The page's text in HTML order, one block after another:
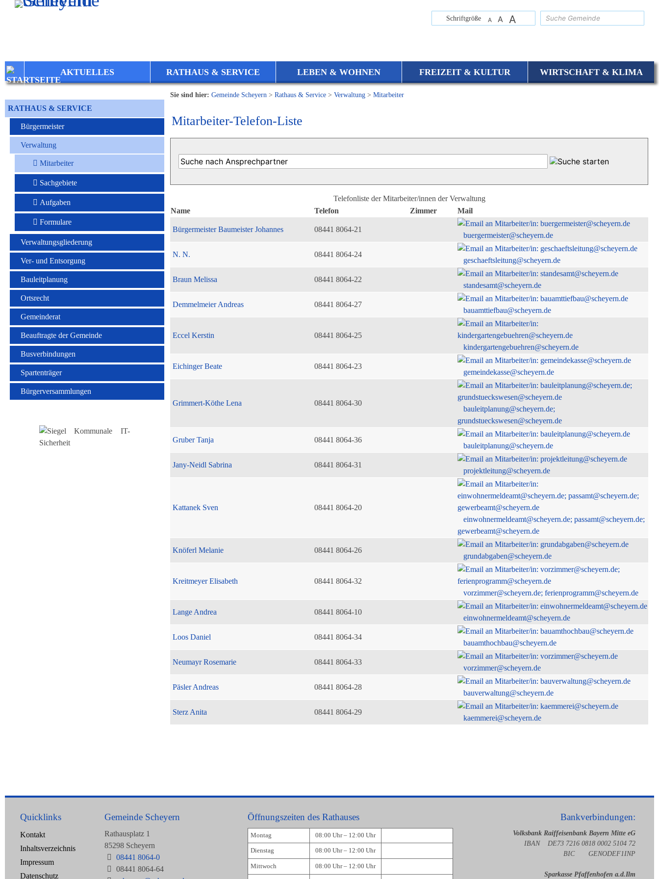
Zum Inhalt,zur Navigationoder
Schriftgröße A A A
AKTUELLES RATHAUS & SERVICE LEBEN & WOHNEN FREIZEIT & KULTUR WIRTSCHAFT & KLIMA
RATHAUS & SERVICE
Bürgermeister
Verwaltung
Mitarbeiter
Sachgebiete
Aufgaben
Formulare
Verwaltungsgliederung
Ver- und Entsorgung
Bauleitplanung
Ortsrecht
Gemeinderat
Beauftragte der Gemeinde
Busverbindungen
Spartenträger
Bürgerversammlungen
Sie sind hier: Gemeinde Scheyern > Rathaus & Service > Verwaltung > Mitarbeiter
Mitarbeiter-Telefon-Liste
Telefonliste der Mitarbeiter/innen der Verwaltung
Name
Telefon Zimmer Mail
Bürgermeister Baumeister Johannes 08441 8064-21
buergermeister@scheyern.de
N. N. 08441 8064-24
geschaeftsleitung@scheyern.de
Braun Melissa 08441 8064-22
standesamt@scheyern.de
Demmelmeier Andreas 08441 8064-27
bauamttiefbau@scheyern.de
Eccel Kerstin
08441 8064-25
kindergartengebuehren@scheyern.de
Eichinger Beate 08441 8064-23
gemeindekasse@scheyern.de
Grimmert-Köthe Lena 08441 8064-30
bauleitplanung@scheyern.de;
grundstueckswesen@scheyern.de
Gruber Tanja 08441 8064-36
bauleitplanung@scheyern.de
Jany-Neidl Sabrina 08441 8064-31
projektleitung@scheyern.de
Kattanek Sven
08441 8064-20
einwohnermeldeamt@scheyern.de; passamt@scheyern.de;
gewerbeamt@scheyern.de
Knöferl Melanie 08441 8064-26
grundabgaben@scheyern.de
Kreitmeyer Elisabeth
08441 8064-32
vorzimmer@scheyern.de; ferienprogramm@scheyern.de
Lange Andrea 08441 8064-10
einwohnermeldeamt@scheyern.de
Loos Daniel 08441 8064-34
bauamthochbau@scheyern.de
Neumayr Rosemarie 08441 8064-33
vorzimmer@scheyern.de
Päsler Andreas 08441 8064-28
bauverwaltung@scheyern.de
Sterz Anita 08441 8064-29
kaemmerei@scheyern.de
Quicklinks
Kontakt
Inhaltsverzeichnis
Impressum
Datenschutz
Gemeinde Scheyern
Rathausplatz 1
85298 Scheyern
08441 8064-0
08441 8064-64
Öffnungszeiten des Rathauses
Montag 08:00 Uhr – 12:00 Uhr
Dienstag 08:00 Uhr – 12:00 Uhr
Mittwoch 08:00 Uhr – 12:00 Uhr
Bankverbindungen:
Volksbank Raiffeisenbank Bayern Mitte eG
IBAN DE73 7216 0818 0002 5104 72
BIC GENODEF1INP
Sparkasse Pfaffenhofen a.d.Ilm